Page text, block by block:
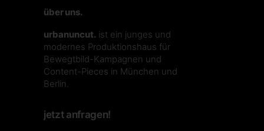
über uns.
urbanuncut. ist ein junges und
modernes Produktionshaus für
Bewegtbild-Kampagnen und
Content-Pieces in München und
Berlin.
jetzt anfragen!